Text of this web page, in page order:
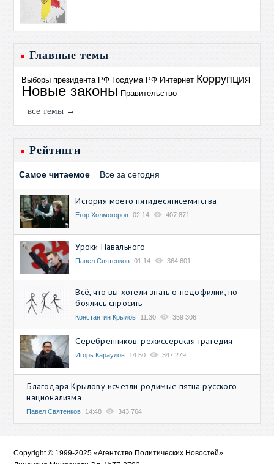
Главные темы
Выборы президента РФ Госдума РФ Интернет Коррупция
Новые законы Правительство
все темы →
Рейтинги
Самое читаемое Все за сегодня
История моего пятидесятисемитства
Егор Холмогоров 02:14 407 871
Уроки Навального
Павел Святенков 01:14 364 601
Всё, что вы хотели знать о педофилии, но
боялись спросить
Константин Крылов 11:30 359 306
Серебренников: режиссерская трагедия
Игорь Караулов 14:50 347 279
Благодаря Крылову исчезли родимые пятна русского
национализма
Павел Святенков 14:48 343 764
Copyright © 1999-2025 «Агентство Политических Новостей»